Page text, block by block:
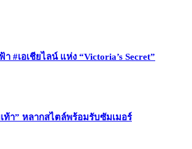
#เอเชียไลน์ แห่ง “Victoria’s Secret”
ท้า” หลากสไตล์พร้อมรับซัมเมอร์